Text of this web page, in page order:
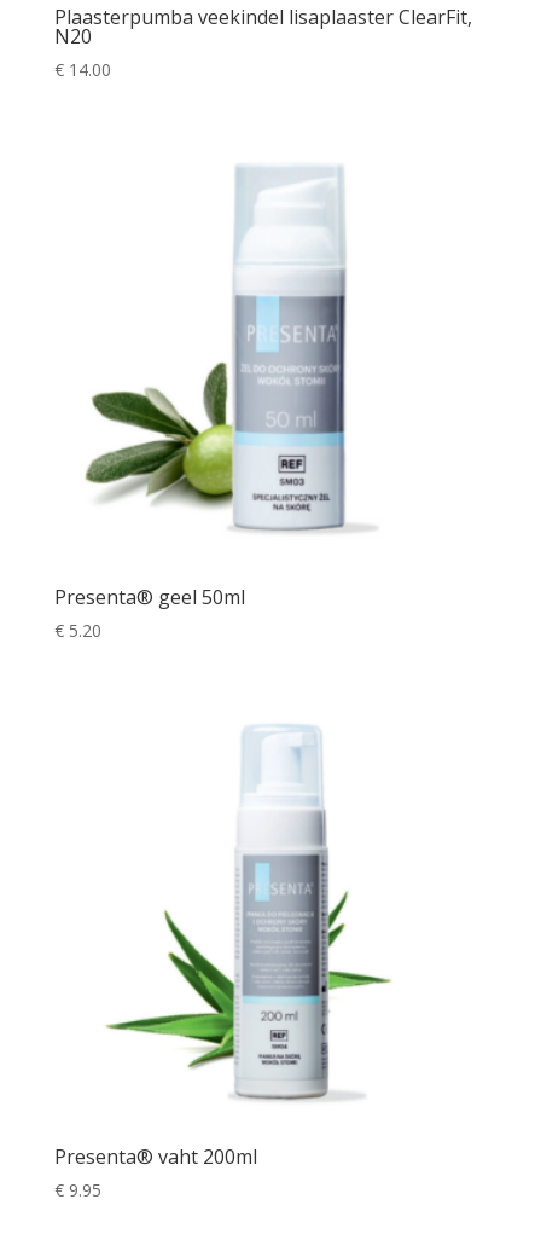
Plaasterpumba veekindel lisaplaaster ClearFit,
N20
€14.00
Presenta® geel 50ml
€5.20
Presenta® vaht 200ml
€9.95